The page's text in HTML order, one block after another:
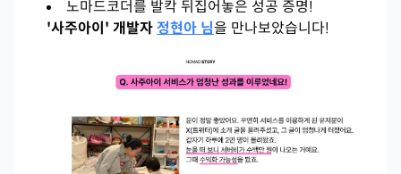
노마드코더를 발칵 뒤집어놓은 성공 증명!
'사주아이' 개발자정현아 님을 만나보았습니다!